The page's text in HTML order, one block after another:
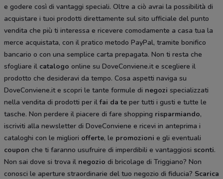
e godere così di vantaggi speciali. Oltre a ciò avrai la possibilità di
acquistare i tuoi prodotti direttamente sul sito ufficiale del punto
vendita che più ti interessa e ricevere comodamente a casa tua la
merce acquistata, con il pratico metodo PayPal, tramite bonifico
bancario o con una semplice carta prepagata. Non ti resta che
sfogliare il catalogo online su DoveConviene.it e scegliere il
prodotto che desideravi da tempo. Cosa aspetti naviga su
DoveConviene.it e scopri le tante formule di negozi specializzati
nella vendita di prodotti per ilfai da te per tutti i gusti e tutte le
tasche. Non perdere il piacere di fare shopping risparmiando,
iscriviti alla newsletter di DoveConviene e ricevi in anteprima i
cataloghi con le migliori offerte, le promozioni e gli eventuali
coupon che ti faranno usufruire di imperdibili e vantaggiosi sconti.
Non sai dove si trova il negozio di bricolage di Triggiano? Non
conosci le aperture straordinarie del tuo negozio di fiducia? Scarica